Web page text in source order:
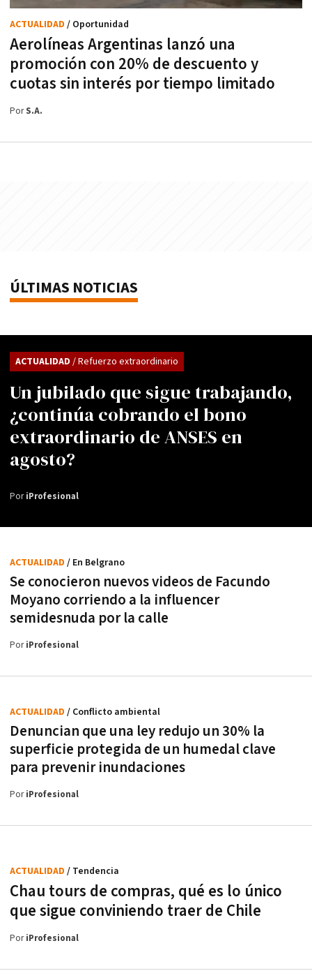
Aerolíneas Argentinas lanzó una
promoción con 20% de descuento y
cuotas sin interés por tiempo limitado
ACTUALIDAD / Oportunidad
PorS.A.
ÚLTIMAS NOTICIAS
Un jubilado que sigue trabajando,
¿continúa cobrando el bono
extraordinario de ANSES en
agosto?
ACTUALIDAD / Refuerzo extraordinario
PoriProfesional
Se conocieron nuevos videos de Facundo
Moyano corriendo a la influencer
semidesnuda por la calle
ACTUALIDAD / En Belgrano
PoriProfesional
Denuncian que una ley redujo un 30% la
superficie protegida de un humedal clave
para prevenir inundaciones
ACTUALIDAD / Conflicto ambiental
PoriProfesional
Chau tours de compras, qué es lo único
que sigue conviniendo traer de Chile
ACTUALIDAD / Tendencia
PoriProfesional